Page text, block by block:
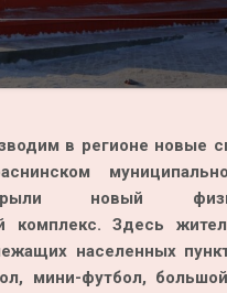
в регионе новые
новый
комплекс. Здесь
населенных
мини-футбол,